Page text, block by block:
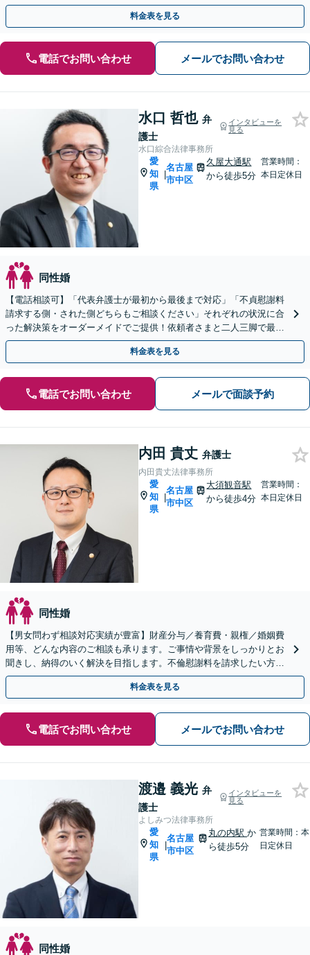
クアッププランあり【夜間休日対応】【丸の内駅3分】
料金表を見る
電話でお問い合わせ メールでお問い合わせ
水口 哲也 弁
護士
インタビューを
見る
水口綜合法律事務所
愛
知
県
|
名古屋
市中区
久屋大通駅
から徒歩5分
営業時間：
本日定休日
同性婚
【電話相談可】「代表弁護士が最初から最後まで対応」「不貞慰謝料
請求する側・された側どちらもご相談ください」それぞれの状況に合
った解決策をオーダーメイドでご提供！依頼者さまと二人三脚で最適
なゴールを目指す【休日・夜間相談可】
料金表を見る
電話でお問い合わせ メールで面談予約
内田 貴丈 弁護士
内田貴丈法律事務所
愛
知
県
|
名古屋
市中区
大須観音駅
から徒歩4分
営業時間：
本日定休日
同性婚
【男女問わず相談対応実績が豊富】財産分与／養育費・親権／婚姻費
用等、どんな内容のご相談も承ります。ご事情や背景をしっかりとお
聞きし、納得のいく解決を目指します。不倫慰謝料を請求したい方／
請求された方どちらの対応も可能です
料金表を見る
電話でお問い合わせ メールでお問い合わせ
渡邉 義光 弁
護士
インタビューを
見る
よしみつ法律事務所
愛
知
県
|
名古屋
市中区
丸の内駅か
ら徒歩5分
営業時間：本
日定休日
同性婚